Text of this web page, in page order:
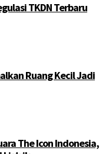
TKDN Terbaru
Ruang Kecil Jadi
The Icon Indonesia,